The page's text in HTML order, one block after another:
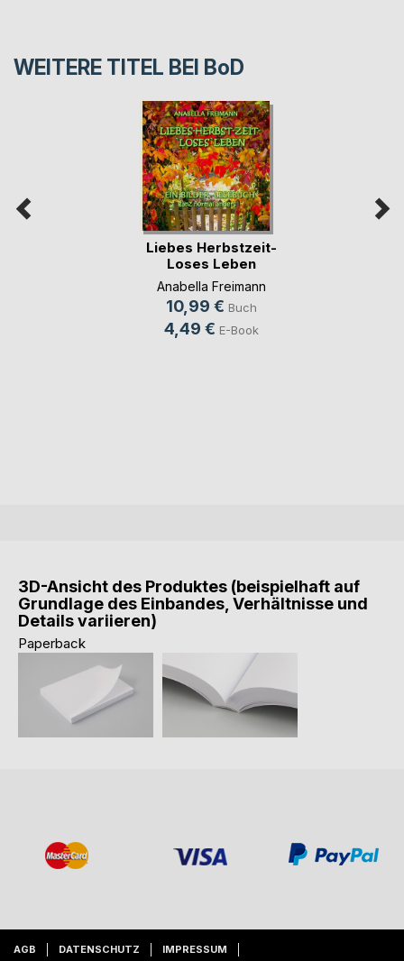
WEITERE TITEL BEI BoD
Liebes Herbstzeit-
Loses Leben
Anabella Freimann
10,99 € Buch
4,49 € E-Book
3D-Ansicht des Produktes (beispielhaft auf
Grundlage des Einbandes, Verhältnisse und
Details variieren)
Paperback
AGB DATENSCHUTZ IMPRESSUM